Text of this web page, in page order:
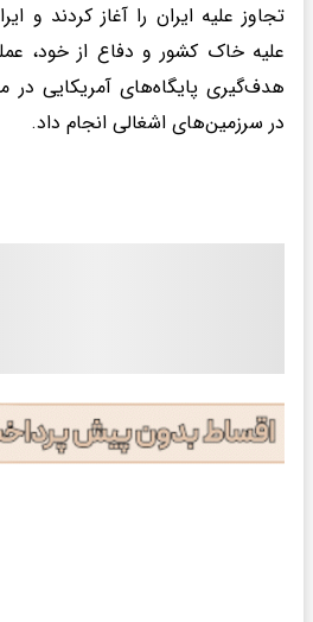
تجاوز علیه ایران را آغاز کردند و
هدف‌گیری پایگاه‌های آمریکایی
در سرزمین‌های اشغالی انجام داد.